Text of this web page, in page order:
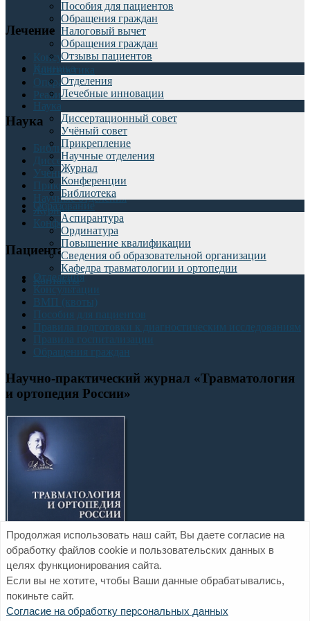
Пособия для пациентов
Обращения граждан
Налоговый вычет
Обращения граждан
Отзывы пациентов
Клиника
Отделения
Лечебные инновации
Наука
Диссертационный совет
Учёный совет
Прикрепление
Научные отделения
Журнал
Конференции
Библиотека
Образование
Аспирантура
Ординатура
Повышение квалификации
Сведения об образовательной организации
Кафедра травматологии и ортопедии
Контакты
Лечение
Консультации
Диагностика
Операции
Реабилитация
Наука
Библиотека
Диссертационный совет
Учёный совет
Прикрепление
Научные отделения
Журнал
Конференции
Пациентам
Отделения
Консультации
ВМП (квоты)
Пособия для пациентов
Правила подготовки к диагностическим исследованиям
Правила госпитализации
Обращения граждан
Научно-практический журнал «Травматология
и ортопедия России»
Официальный сайт ФГБУ «НМИЦ ТО им. Р.Р. Вредена»
Минздрава России
Продолжая использовать наш сайт, Вы даете согласие на
обработку файлов cookie и пользовательских данных в
целях функционирования сайта.
Если вы не хотите, чтобы Ваши данные обрабатывались,
покиньте сайт.
Согласие на обработку персональных данных